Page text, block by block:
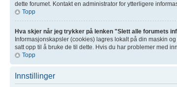
dette forumet. Kontakt en administrator for ytterligere
Topp
Hva skjer når jeg trykker på lenken "Slett alle forumets
Informasjonskapsler (cookies) lagres lokalt på din maskin
satt opp til å bruke de til dette. Hvis du har problemer med
Topp
Innstillinger